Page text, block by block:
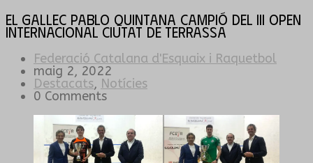
El gallec Pablo Quintana campió del III Open
Internacional Ciutat de Terrassa
Federació Catalana d'Esquaix i Raquetbol
maig 2, 2022
Destacats, Notícies
0 Comments